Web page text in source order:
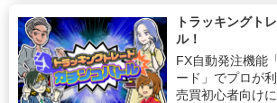
トラッキングト
ル！
FX自動発注機能
ード」でプロが
売買初心者向け